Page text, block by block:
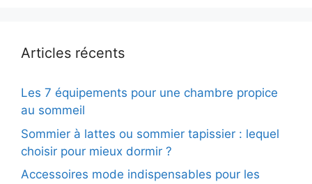
Articles récents
Les 7 équipements pour une chambre propice
au sommeil
Sommier à lattes ou sommier tapissier : lequel
choisir pour mieux dormir ?
Accessoires mode indispensables pour les